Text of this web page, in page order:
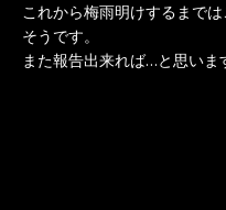
これから梅雨明けするまで
そうです。
また報告出来れば…と思いま